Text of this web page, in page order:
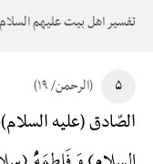
تفسیر اهل بیت علیهم السلام ج۱۵،
۵ (الرحمن/ ۱۹)
الصّادق (علیه